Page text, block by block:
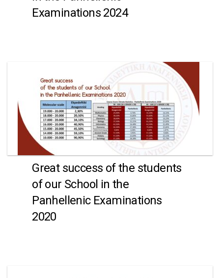
Examinations 2024
Great success of the students
of our School in the
Panhellenic Examinations
2020